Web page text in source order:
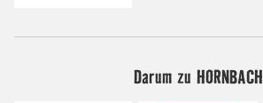
Darum zu HORNBACH